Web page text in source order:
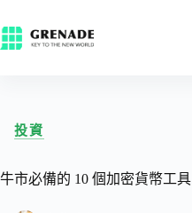
投資
牛市必備的 10 個加密貨幣工具